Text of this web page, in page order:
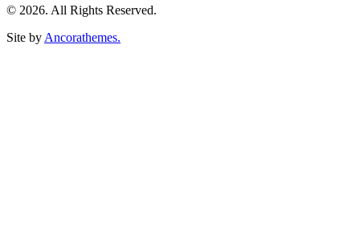
© 2026. All Rights Reserved.
Site by Ancorathemes.